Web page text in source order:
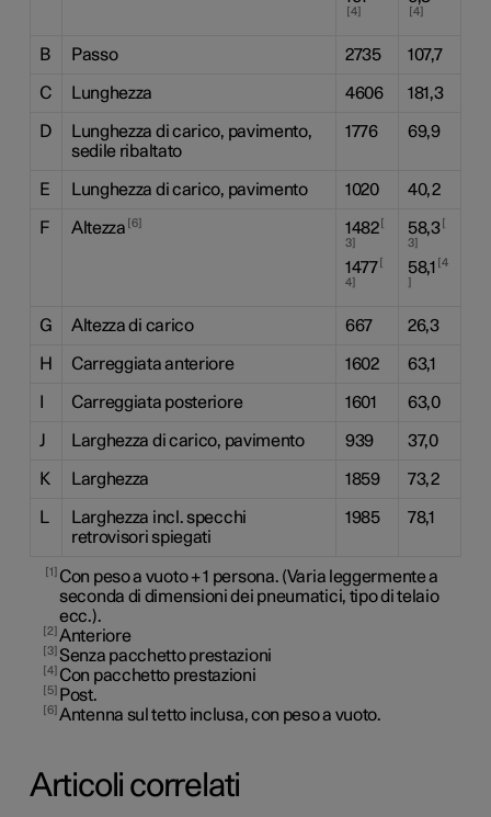
4
4
B Passo 2735 107,7
C Lunghezza 4606 181,3
D
Lunghezza di carico, pavimento,
sedile ribaltato
1776 69,9
E Lunghezza di carico, pavimento 1020 40,2
F Altezza 6 1482
3
1477
4
58,3
3
58,1 4
G Altezza di carico 667 26,3
H Carreggiata anteriore 1602 63,1
I Carreggiata posteriore 1601 63,0
J Larghezza di carico, pavimento 939 37,0
K Larghezza 1859 73,2
L
Larghezza incl. specchi
retrovisori spiegati
1985 78,1
1
Con peso a vuoto + 1 persona. (Varia leggermente a
seconda di dimensioni dei pneumatici, tipo di telaio
ecc.).
2 Anteriore
3 Senza pacchetto prestazioni
4 Con pacchetto prestazioni
5 Post.
6 Antenna sul tetto inclusa, con peso a vuoto.
Articoli correlati